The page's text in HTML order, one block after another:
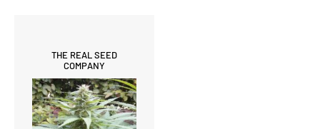
THE REAL SEED
COMPANY